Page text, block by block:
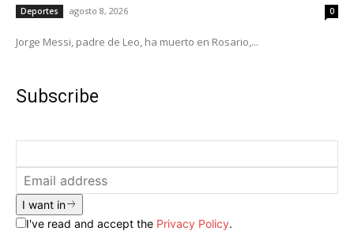
Deportes agosto 8, 2026 0
Jorge Messi, padre de Leo, ha muerto en Rosario,...
Subscribe
I want in
I've read and accept the Privacy Policy.